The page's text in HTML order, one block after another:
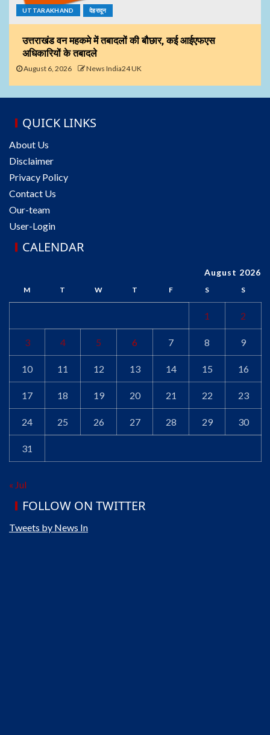
UTTARAKHAND देहरादून
उत्तराखंड वन महकमे में तबादलों की बौछार, कई आईएफएस
अधिकारियों के तबादले
August 6, 2026 News India24 UK
QUICK LINKS
About Us
Disclaimer
Privacy Policy
Contact Us
Our-team
User-Login
CALENDAR
August 2026
M T W T F S S
1 2
3 4 5 6 7 8 9
10 11 12 13 14 15 16
17 18 19 20 21 22 23
24 25 26 27 28 29 30
31
« Jul
FOLLOW ON TWITTER
Tweets by News In